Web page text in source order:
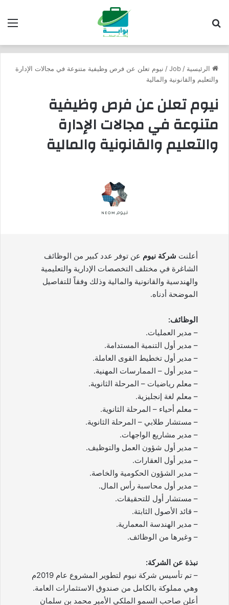
الرئيسية /
Job
/ نيوم تعلن عن فرص وظيفية متنوعة في مجالات الإدارة
والتعليم والقانونية والمالية
نيوم تعلن عن فرص وظيفية
متنوعة في مجالات الإدارة
والتعليم والقانونية والمالية
أعلنت شركة نيوم عن توفر عدد كبير من الوظائف
الشاغرة في مختلف التخصصات الإدارية والتعليمية
والهندسية والقانونية والمالية وذلك وفقاً للتفاصيل
الموضحة أدناه.
الوظائف:
– مدير العمليات.
– مدير أول التنمية المستدامة.
– مدير أول تخطيط القوى العاملة.
– مدير أول – الممارسات المهنية.
– معلم رياضيات – المرحلة الثانوية.
– معلم لغة إنجليزية.
– معلم أحياء – المرحلة الثانوية.
– مستشار طلابي – المرحلة الثانوية.
– مدير مشاريع الواجهات.
– مدير أول شؤون العمل والتوظيف.
– مدير أول العقارات.
– مدير الشؤون الحكومية والخاصة.
– مدير أول محاسبة رأس المال.
– مستشار أول للتحقيقات.
– قائد الأصول الثابتة.
– مدير الهندسة المعمارية.
– وغيرها من الوظائف.
نبذة عن الشركة:
– تم تأسيس شركة نيوم لتطوير المشروع عام 2019م
وهي مملوكة بالكامل من صندوق الاستثمارات العامة.
أعلن صاحب السمو الملكي الأمير محمد بن سلمان